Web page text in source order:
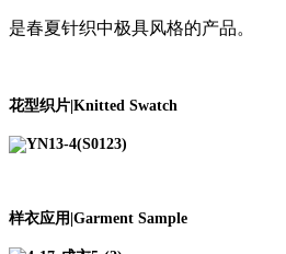
是春夏针织中极具风格的产品。
花型织片|Knitted Swatch
样衣应用|Garment Sample